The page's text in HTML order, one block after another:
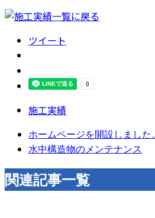
ツイート
施工実績
ホームページを開設しました。
水中構造物のメンテナンス
関連記事一覧